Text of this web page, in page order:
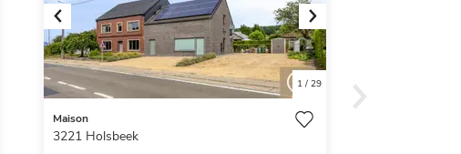
Previous Next
1 /29
Maison
3221 Holsbeek